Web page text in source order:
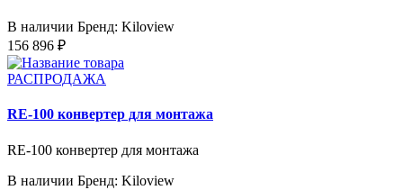
В наличии Бренд: Kiloview
156 896 ₽
РАСПРОДАЖА
RE-100 конвертер для монтажа
RE-100 конвертер для монтажа
В наличии Бренд: Kiloview